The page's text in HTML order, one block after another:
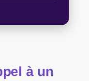
à un